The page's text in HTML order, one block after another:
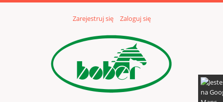
Zarejestruj się Zaloguj się